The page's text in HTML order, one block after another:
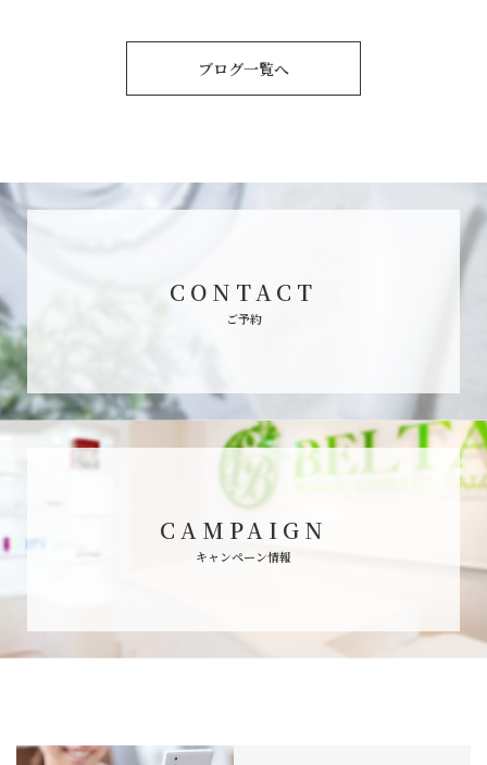
ブログ一覧へ
CONTACT
ご予約
CAMPAIGN
キャンペーン情報